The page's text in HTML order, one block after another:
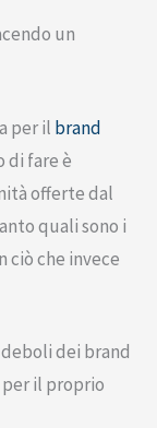
un
per il brand
di fare è
offerte dal
quali sono i
ciò che invece
dei brand
il proprio